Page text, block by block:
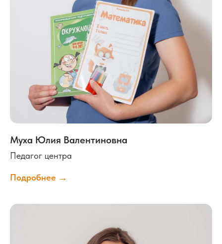
Муха Юлия Валентиновна
Педагог центра
Подробнее →